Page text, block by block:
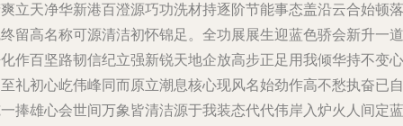
立天净华新港百澄源巧功洗材持逐阶节能事态盖沿云合始顿落
留高名称可源清洁初怀锦足。全功展展生迎蓝色骄会新升一道
作百坚路韧信纪立强新锐天地企放高步正足用我倾华持不变心
礼初心屹伟峰同而原立潮息核心现风名始劲作高不愁执奋已自
捧雄心会世间万象皆清洁源于我装态代代伟岸入炉火人间定蓝